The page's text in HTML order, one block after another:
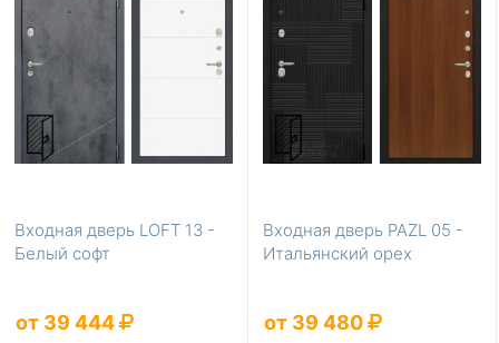
Входная дверь LOFT 13 -
Белый софт
от 39 444
Входная дверь PAZL 05 -
Итальянский орех
от 39 480